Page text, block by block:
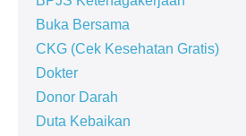
Buka Bersama
CKG (Cek Kesehatan Gratis)
Dokter
Donor Darah
Duta Kebaikan